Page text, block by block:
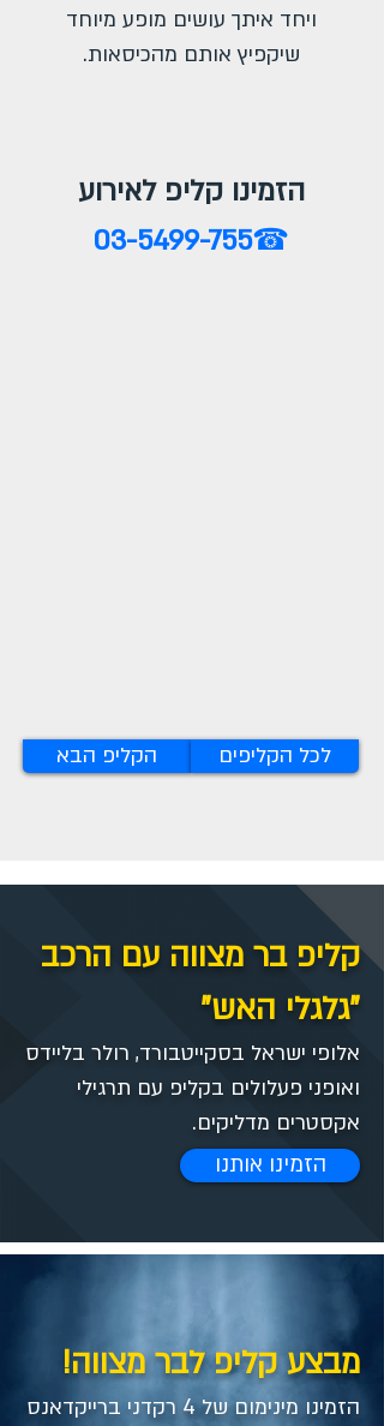
ויחד איתך עושים מופע מיוחד
שיקפיץ אותם מהכיסאות.
הזמינו קליפ לאירוע
☎
03-5499-755
הקליפ הבא לכל הקליפים
קליפ בר מצווה עם הרכב
"גלגלי האש"
אלופי ישראל בסקייטבורד, רולר בליידס
ואופני פעלולים בקליפ עם תרגילי
אקסטרים מדליקים.
הזמינו אותנו
מבצע קליפ לבר מצווה!
הזמינו מינימום של 4 רקדני ברייקדאנס